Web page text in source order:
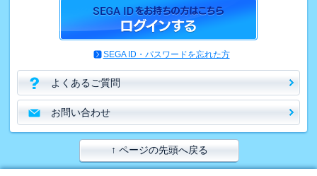
SEGA ID・パスワードを忘れた方
よくあるご質問
お問い合わせ
↑ ページの先頭へ戻る